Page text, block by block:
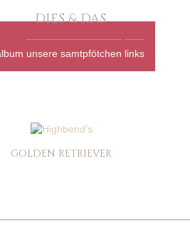
DIES & DAS
unsere samtpfötchen links
GOLDEN RETRIEVER